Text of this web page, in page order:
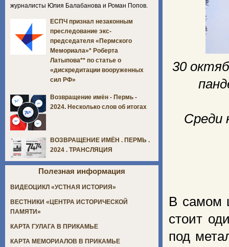
30
Среди
В самом
стоит
под
журналисты Юлия Балабанова и Роман Попов.
ЕСПЧ признал незаконным
преследование экс-
председателя «Пермского
Мемориала»* Роберта
Латыпова** по статье о
«дискредитации вооруженных
сил РФ»
Возвращение имён - Пермь -
2024. Несколько слов об итогах
ВОЗВРАЩЕНИЕ ИМЁН . ПЕРМЬ .
2024 . ТРАНСЛЯЦИЯ
Полезная информация
ВИДЕОЦИКЛ «УСТНАЯ ИСТОРИЯ»
ВЕСТНИКИ «ЦЕНТРА ИСТОРИЧЕСКОЙ
ПАМЯТИ»
КАРТА ГУЛАГА В ПРИКАМЬЕ
КАРТА МЕМОРИАЛОВ В ПРИКАМЬЕ